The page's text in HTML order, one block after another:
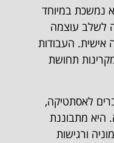
נמשכת במיוחד
לשלב עוצמה
אישית. העבודות
תחושת
לאסתטיקה,
היא מתבוננת
ורגישות